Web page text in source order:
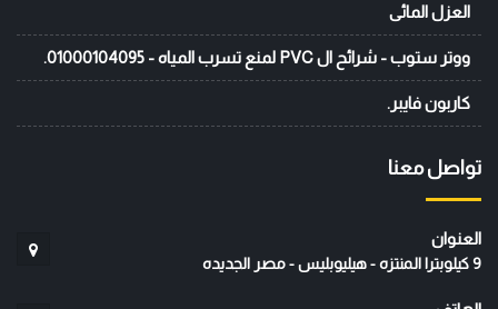
العزل المائى
ووتر ستوب - شرائح ال PVC لمنع تسرب المياه - 01000104095.
كاربون فايبر.
تواصل معنا
العنوان
9 كيلوبترا المنتزه - هيليوبليس - مصر الجديده